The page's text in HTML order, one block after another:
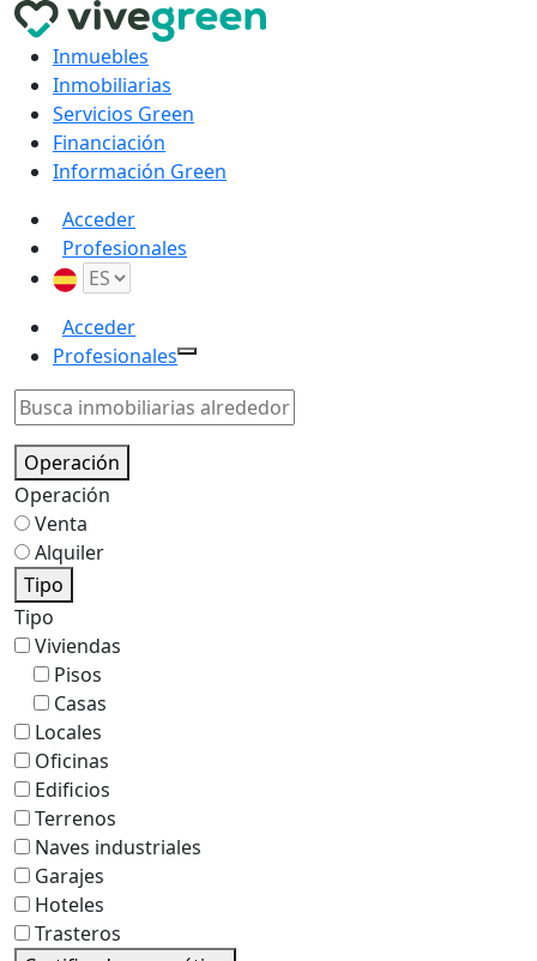
Inmuebles
Inmobiliarias
Servicios Green
Financiación
Información Green
Acceder
Profesionales
Acceder
Profesionales
Operación
Operación
Venta
Alquiler
Tipo
Tipo
Viviendas
Pisos
Casas
Locales
Oficinas
Edificios
Terrenos
Naves industriales
Garajes
Hoteles
Trasteros